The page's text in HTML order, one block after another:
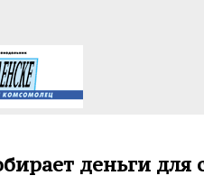
деньги для